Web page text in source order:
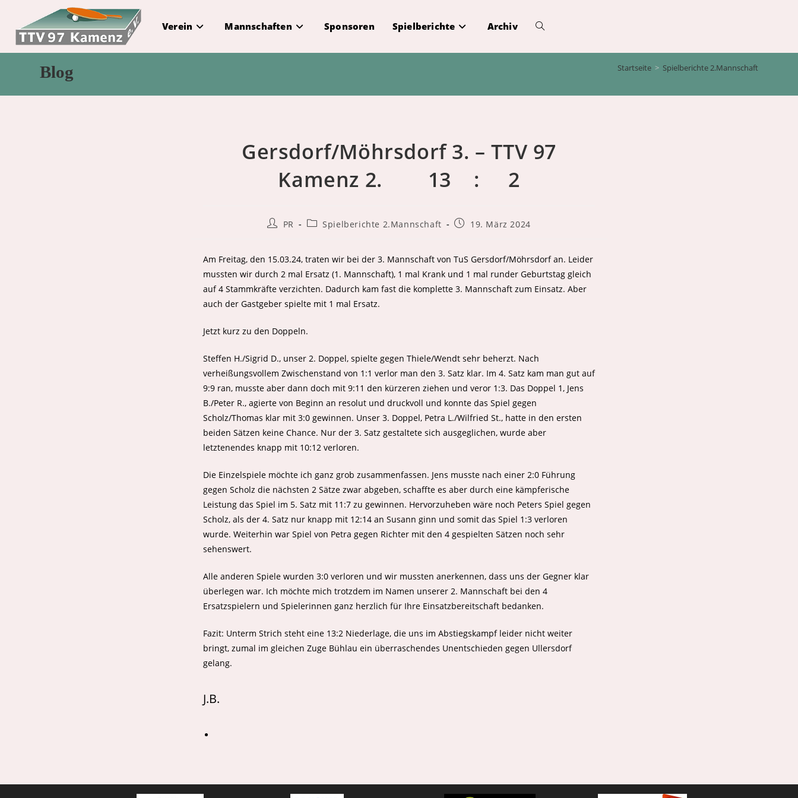
springen
Verein Mannschaften Sponsoren Spielberichte Archiv Website-
Blog Startseite > Spielberichte 2.Mannschaft
Gersdorf/Möhrsdorf 3. – TTV 97
Kamenz 2. 13 : 2
Beitrags-
PR
Beitrags-
Spielberichte 2.Mannschaft
Beitrag19. März 2024
Am Freitag, den 15.03.24, traten wir bei der 3. Mannschaft von TuS Gersdorf/Möhrsdorf an. Leider
mussten wir durch 2 mal Ersatz (1. Mannschaft), 1 mal Krank und 1 mal runder Geburtstag gleich
auf 4 Stammkräfte verzichten. Dadurch kam fast die komplette 3. Mannschaft zum Einsatz. Aber
auch der Gastgeber spielte mit 1 mal Ersatz.
Jetzt kurz zu den Doppeln.
Steffen H./Sigrid D., unser 2. Doppel, spielte gegen Thiele/Wendt sehr beherzt. Nach
verheißungsvollem Zwischenstand von 1:1 verlor man den 3. Satz klar. Im 4. Satz kam man gut auf
9:9 ran, musste aber dann doch mit 9:11 den kürzeren ziehen und veror 1:3. Das Doppel 1, Jens
B./Peter R., agierte von Beginn an resolut und druckvoll und konnte das Spiel gegen
Scholz/Thomas klar mit 3:0 gewinnen. Unser 3. Doppel, Petra L./Wilfried St., hatte in den ersten
beiden Sätzen keine Chance. Nur der 3. Satz gestaltete sich ausgeglichen, wurde aber
letztenendes knapp mit 10:12 verloren.
Die Einzelspiele möchte ich ganz grob zusammenfassen. Jens musste nach einer 2:0 Führung
gegen Scholz die nächsten 2 Sätze zwar abgeben, schaffte es aber durch eine kämpferische
Leistung das Spiel im 5. Satz mit 11:7 zu gewinnen. Hervorzuheben wäre noch Peters Spiel gegen
Scholz, als der 4. Satz nur knapp mit 12:14 an Susann ginn und somit das Spiel 1:3 verloren
wurde. Weiterhin war Spiel von Petra gegen Richter mit den 4 gespielten Sätzen noch sehr
sehenswert.
Alle anderen Spiele wurden 3:0 verloren und wir mussten anerkennen, dass uns der Gegner klar
überlegen war. Ich möchte mich trotzdem im Namen unserer 2. Mannschaft bei den 4
Ersatzspielern und Spielerinnen ganz herzlich für Ihre Einsatzbereitschaft bedanken.
Fazit: Unterm Strich steht eine 13:2 Niederlage, die uns im Abstiegskampf leider nicht weiter
bringt, zumal im gleichen Zuge Bühlau ein überraschendes Unentschieden gegen Ullersdorf
gelang.
J.B.